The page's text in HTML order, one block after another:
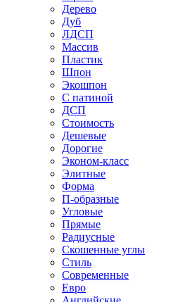
Дерево
Дуб
ЛДСП
Массив
Пластик
Шпон
Экошпон
С патиной
ДСП
Стоимость
Дешевые
Дорогие
Эконом-класс
Элитные
Форма
П-образные
Угловые
Прямые
Радиусные
Скошенные углы
Стиль
Современные
Евро